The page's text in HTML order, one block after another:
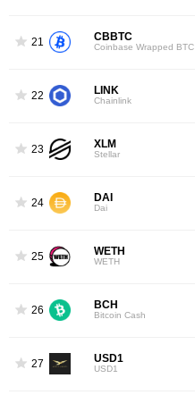
21 CBBTC
Coinbase Wrapped BTC
22 LINK
Chainlink
23 XLM
Stellar
24 DAI
Dai
25 WETH
WETH
26 BCH
Bitcoin Cash
27 USD1
USD1